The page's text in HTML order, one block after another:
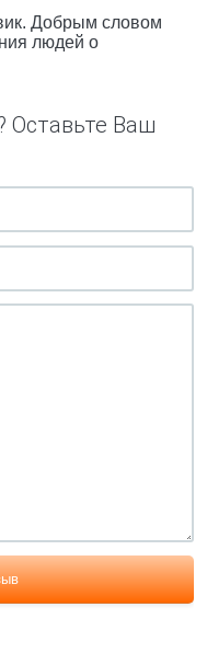
Добрым словом
людей о
Оставьте Ваш